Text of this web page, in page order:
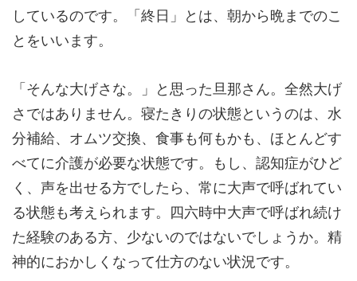
しているのです。「終日」とは、朝から晩までのこ
とをいいます。
「そんな大げさな。」と思った旦那さん。全然大げ
さではありません。寝たきりの状態というのは、水
分補給、オムツ交換、食事も何もかも、ほとんどす
べてに介護が必要な状態です。もし、認知症がひど
く、声を出せる方でしたら、常に大声で呼ばれてい
る状態も考えられます。四六時中大声で呼ばれ続け
た経験のある方、少ないのではないでしょうか。精
神的におかしくなって仕方のない状況です。